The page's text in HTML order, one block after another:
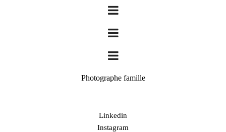
Photographe famille
Linkedin
Instagram